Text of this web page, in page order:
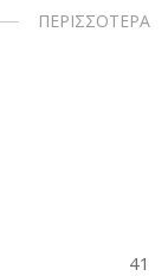
ΠΕΡΙΣΣΟΤΕΡΑ
41